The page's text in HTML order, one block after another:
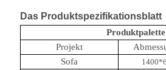
Das Produktspezifikationsblatt
Produktpalette
Projekt
Sofa